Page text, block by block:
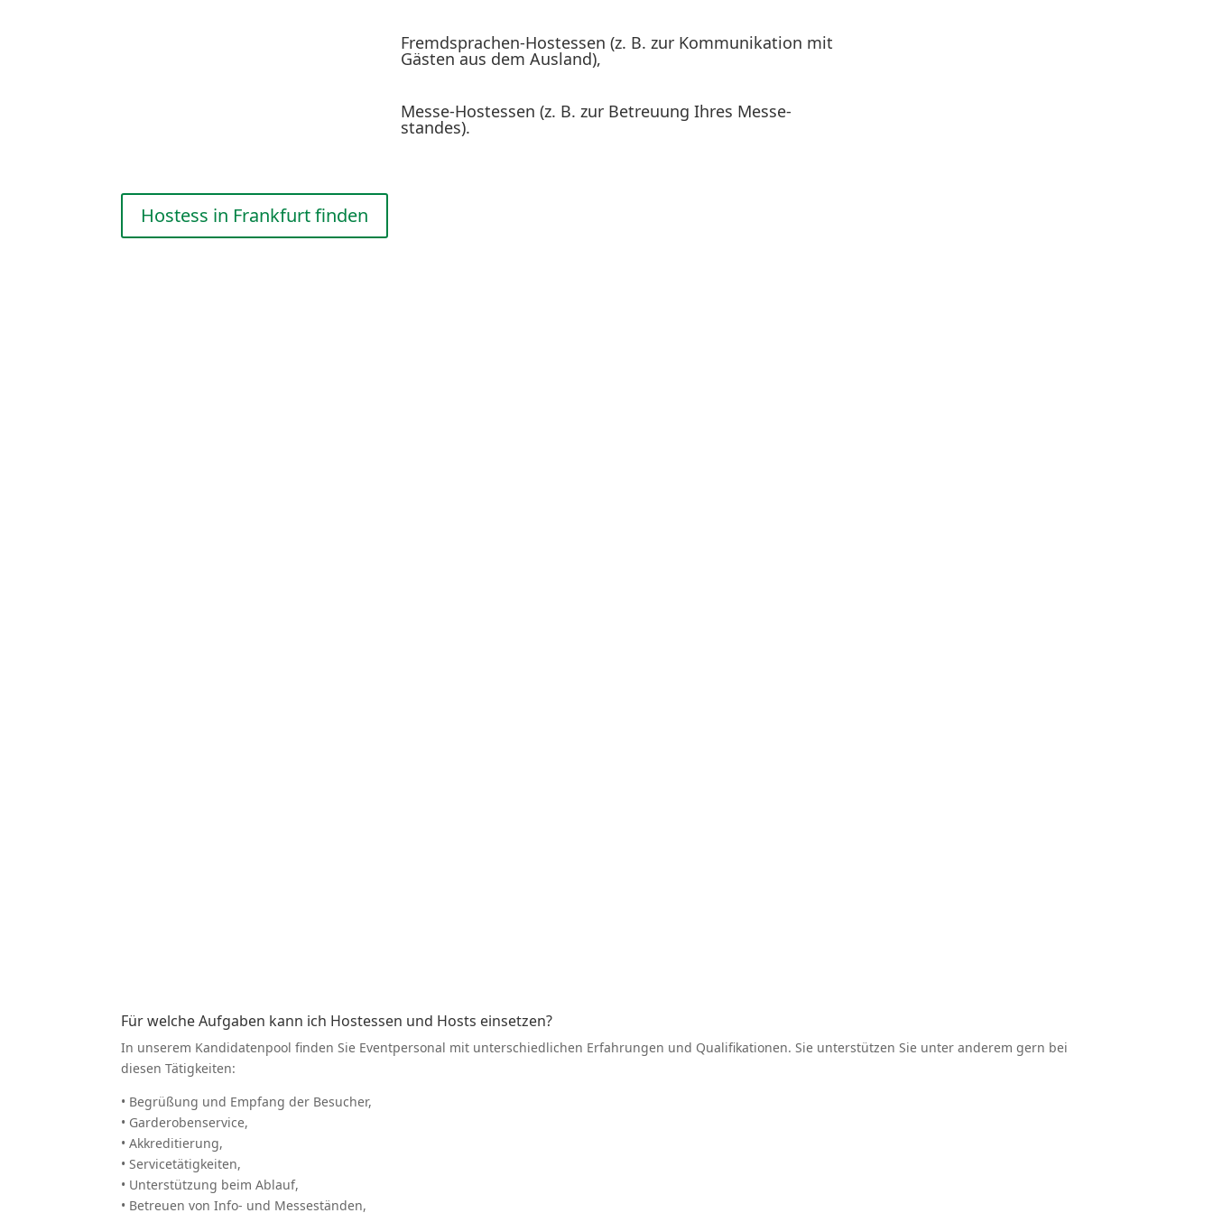
Fremd­sprachen-Hostessen (z. B. zur Kommu­ni­kation mit
Gästen aus dem Ausland),
Messe-Hostessen (z. B. zur Betreuung Ihres Messe­
standes).
Hostess in Frankfurt finden
Für welche Aufgaben kann ich Hostessen und Hosts einsetzen?
In unserem Kandi­da­tenpool finden Sie Event­per­sonal mit unter­schied­lichen Erfah­rungen und Quali­fi­ka­tionen. Sie unter­stützen Sie unter anderem gern bei
diesen Tätig­keiten:
• Begrüßung und Empfang der Besucher,
• Garde­ro­ben­service,
• Akkre­di­tierung,
• Service­tä­tig­keiten,
• Unter­stützung beim Ablauf,
• Betreuen von Info- und Messe­ständen,